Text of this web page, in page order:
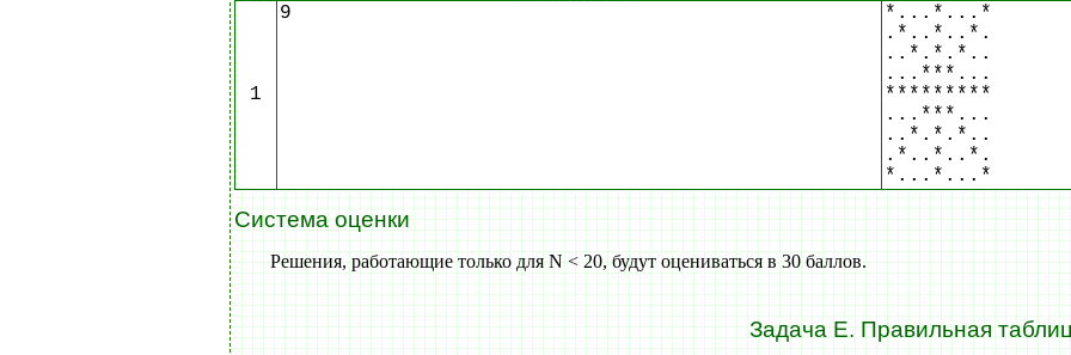
1
9
*...*...*
.*..*..*.
..*.*.*..
...***...
*********
...***...
..*.*.*..
.*..*..*.
*...*...*
Система оценки
Решения, работающие только для N < 20, будут оцениваться в 30 баллов.
Задача E. Правильная